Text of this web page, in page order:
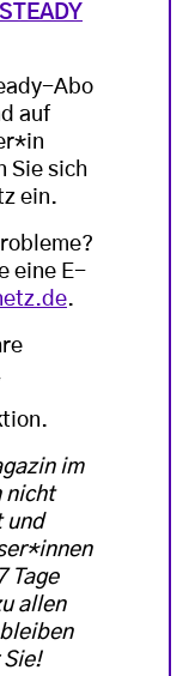
Abo
auf
Sie sich
ein.
eine E-
.
im
nicht
und
Tage
allen